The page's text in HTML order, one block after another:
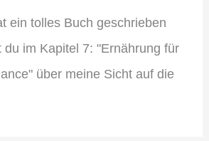
ein tolles Buch geschrieben
du im Kapitel 7: "Ernährung für
über meine Sicht auf die